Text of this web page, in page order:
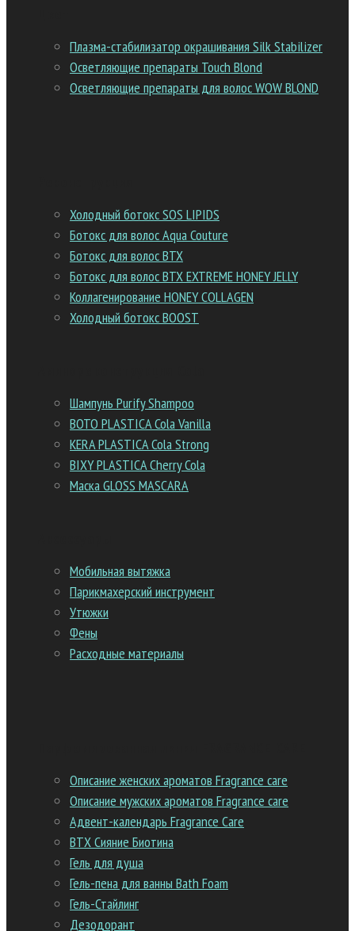
Плазма-стабилизатор окрашивания Silk Stabilizer
Осветляющие препараты Touch Blond
Осветляющие препараты для волос WOW BLOND
Холодный ботокс SOS LIPIDS
Ботокс для волос Aqua Couture
Ботокс для волос BTX
Ботокс для волос BTX EXTREME HONEY JELLY
Коллагенирование HONEY COLLAGEN
Холодный ботокс BOOST
Шампунь Purify Shampoo
BOTO PLASTICA Cola Vanilla
KERA PLASTICA Cola Strong
BIXY PLASTICA Cherry Cola
Маска GLOSS MASCARA
Мобильная вытяжка
Парикмахерский инструмент
Утюжки
Фены
Расходные материалы
Описание женских ароматов Fragrance care
Описание мужских ароматов Fragrance care
Адвент-календарь Fragrance Care
ВТХ Сияние Биотина
Гель для душа
Гель-пена для ванны Bath Foam
Гель-Стайлинг
Дезодорант